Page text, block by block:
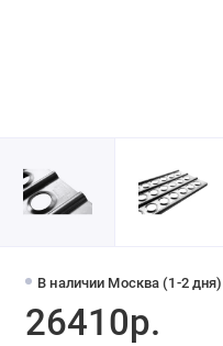
В наличии Москва (1-2 дня)
26410р.